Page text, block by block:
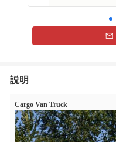
説明
Cargo Van Truck